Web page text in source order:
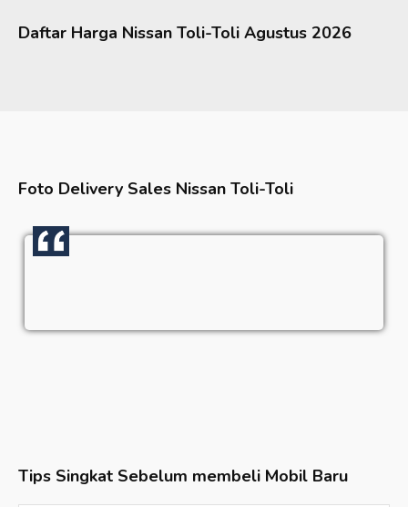
Daftar Harga Nissan Toli-Toli Agustus 2026
Foto Delivery Sales Nissan Toli-Toli
Tips Singkat Sebelum membeli Mobil Baru